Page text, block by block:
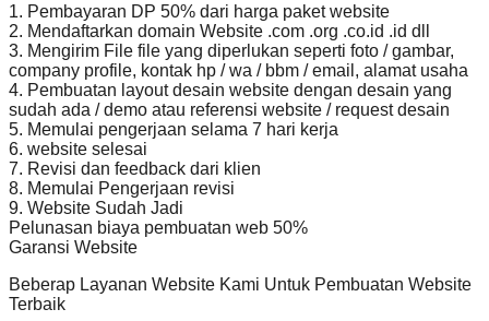
1. Pembayaran DP 50% dari harga paket website
2. Mendaftarkan domain Website .com .org .co.id .id dll
3. Mengirim File file yang diperlukan seperti foto / gambar,
company profile, kontak hp / wa / bbm / email, alamat usaha
4. Pembuatan layout desain website dengan desain yang
sudah ada / demo atau referensi website / request desain
5. Memulai pengerjaan selama 7 hari kerja
6. website selesai
7. Revisi dan feedback dari klien
8. Memulai Pengerjaan revisi
9. Website Sudah Jadi
Pelunasan biaya pembuatan web 50%
Garansi Website
Beberap Layanan Website Kami Untuk Pembuatan Website
Terbaik